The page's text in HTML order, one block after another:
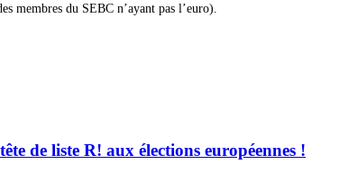
membres du SEBC n’ayant pas l’euro).
de liste R! aux élections européennes !